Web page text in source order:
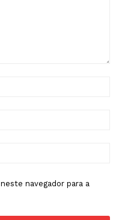
navegador para a